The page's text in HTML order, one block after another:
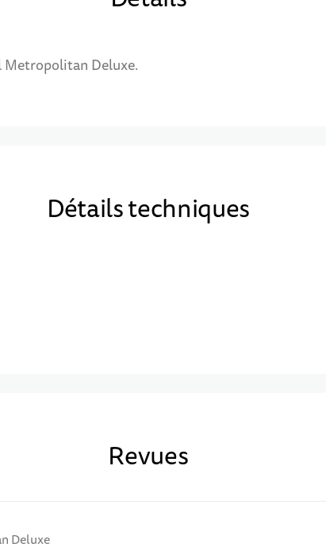
Metropolitan Deluxe.
Détails techniques
Revues
Deluxe